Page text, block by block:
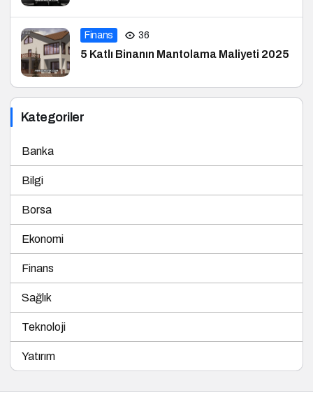
Finans 36
5 Katlı Binanın Mantolama Maliyeti 2025
Kategoriler
Bilgi
Borsa
Ekonomi
Finans
Sağlık
Teknoloji
Yatırım